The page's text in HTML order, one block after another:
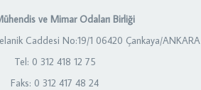
ve Mimar Odaları Birliği
Caddesi No:19/1 06420 Çankaya/ANKARA
Tel: 0 312 418 12 75
Faks: 0 312 417 48 24